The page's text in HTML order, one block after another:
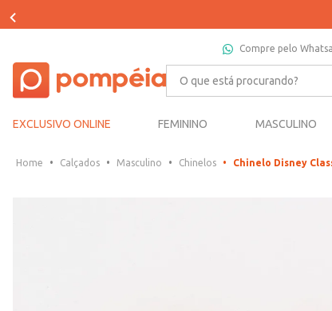
Compre pelo
O que está procurando?
EXCLUSIVO ONLINE FEMININO MASCULINO
Calçados Masculino Chinelos Chinelo Disney